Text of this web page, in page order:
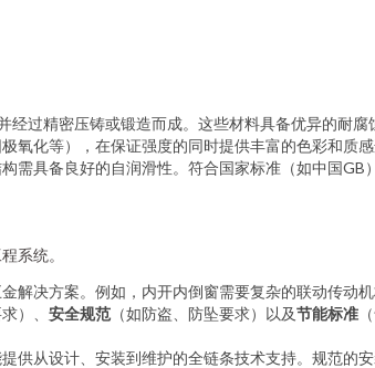
并经过精密压铸或锻造而成。这些材料具备优异的耐
化等），在保证强度的同时提供丰富的色彩和质感
需具备良好的自润滑性。符合国家标准（如中国
系统。
解决方案。例如，内开内倒窗需要复杂的联动传动
）、 安全规范 （如防盗、防坠要求）以及节能标准
供从设计、安装到维护的全链条技术支持。规范的